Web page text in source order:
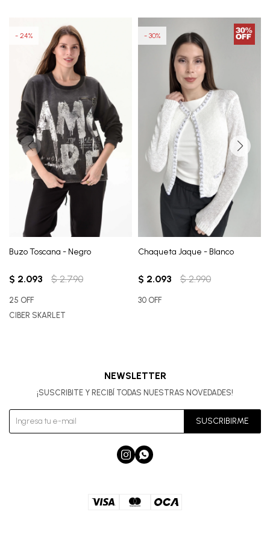
Buzo Toscana - Negro
$ 2.093 $ 2.790
24
25 OFF
CIBER SKARLET
Chaqueta Jaque - Blanco
$ 2.093 $ 2.990
30
30 OFF
NEWSLETTER
¡SUSCRIBITE Y RECIBÍ TODAS NUESTRAS NOVEDADES!
SUSCRIBIRME
 